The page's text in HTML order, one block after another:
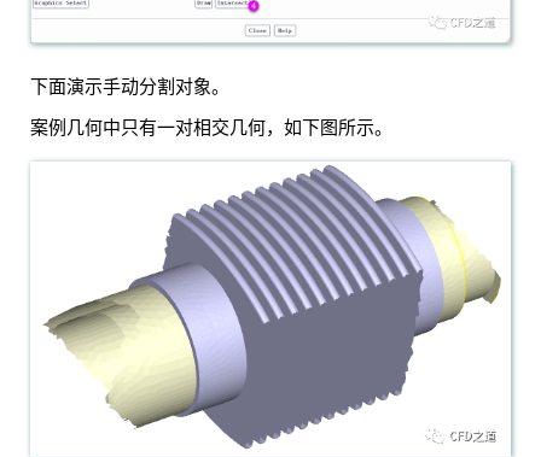
下面演示手动分割对象。
案例几何中只有一对相交几何，如下图所示。